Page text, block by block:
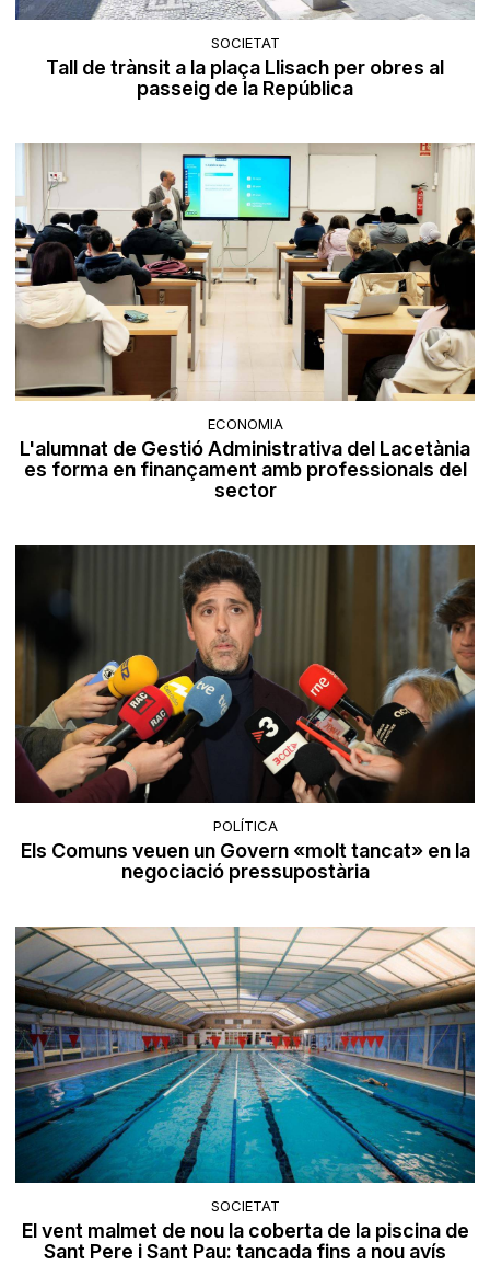
SOCIETAT
Tall de trànsit a la plaça Llisach per obres al
passeig de la República
ECONOMIA
L'alumnat de Gestió Administrativa del Lacetània
es forma en finançament amb professionals del
sector
POLÍTICA
Els Comuns veuen un Govern «molt tancat» en la
negociació pressupostària
SOCIETAT
El vent malmet de nou la coberta de la piscina de
Sant Pere i Sant Pau: tancada fins a nou avís